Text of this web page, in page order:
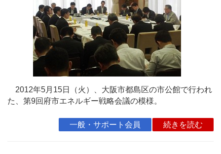
2012年5月15日（火）、大阪市都島区の市公館で行われ
た、第9回府市エネルギー戦略会議の模様。
一般・サポート会員 続きを読む